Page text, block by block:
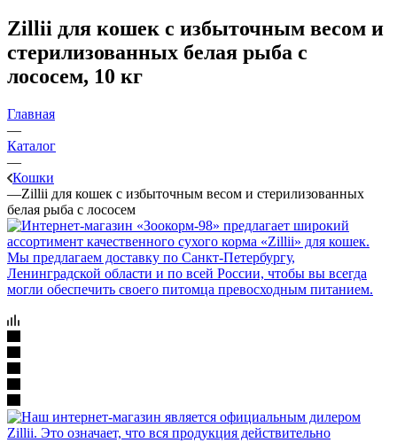
Zillii для кошек с избыточным весом и
стерилизованных белая рыба с
лососем, 10 кг
Главная
—
Каталог
—
Кошки
—Zillii для кошек с избыточным весом и стерилизованных
белая рыба с лососем